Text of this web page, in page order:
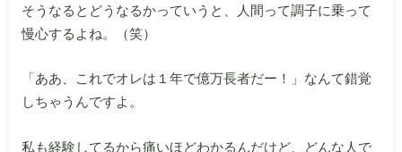
そうなるとどうなるかっていうと、人間って調子に乗って
慢心するよね。（笑）
「ああ、これでオレは１年で億万長者だー！」なんて錯覚
しちゃうんですよ。
私も経験してるから痛いほどわかるんだけど、どんな人で